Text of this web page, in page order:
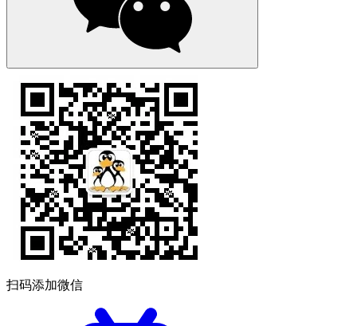
扫码添加微信